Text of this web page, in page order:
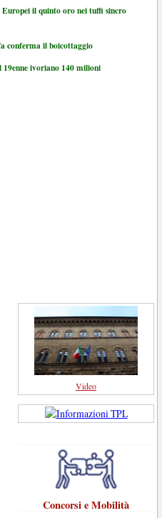
il quinto oro nei tuffi sincro
conferma il boicottaggio
ivoriano 140 milioni
Video
Concorsi e Mobilità